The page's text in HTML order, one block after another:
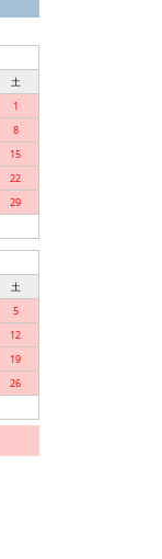
土
1
8
15
22
29
土
5
12
19
26